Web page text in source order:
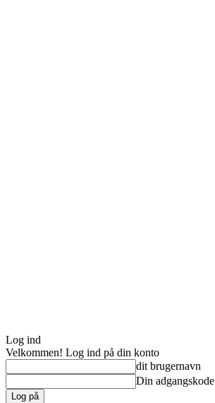
Log ind
Velkommen! Log ind på din konto
dit brugernavn
Din adgangskode